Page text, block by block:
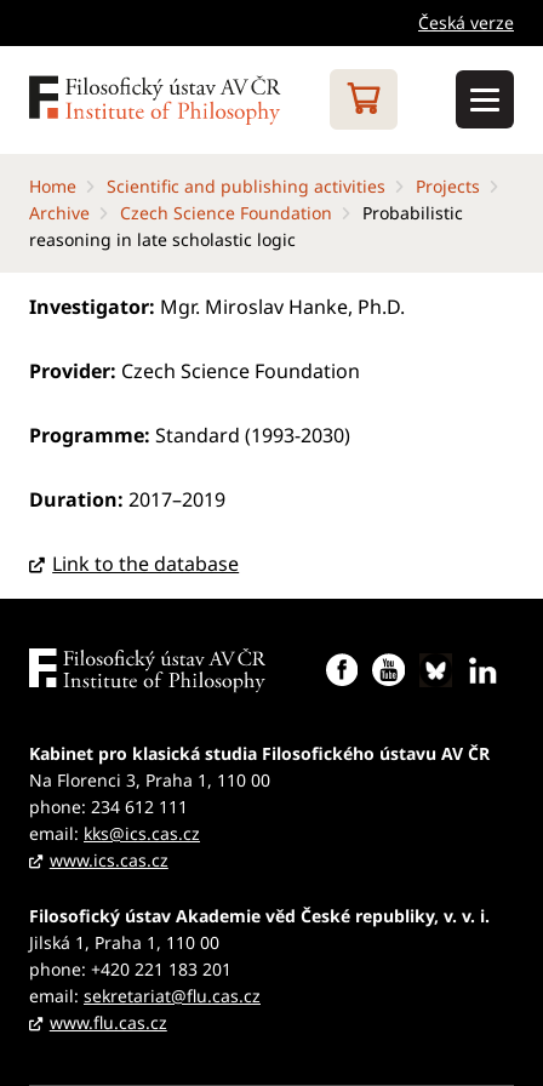
Česká verze
Home Scientific and publishing activities
Projects
Archive
Czech Science Foundation
Probabilistic
reasoning in late scholastic logic
Investigator: Mgr. Miroslav Hanke, Ph.D.
Provider: Czech Science Foundation
Programme: Standard (1993-2030)
Duration: 2017–2019
Link to the database
Kabinet pro klasická studia Filosofického ústavu AV ČR
Na Florenci 3, Praha 1, 110 00
phone: 234 612 111
email: kks@ics.cas.cz
www.ics.cas.cz
Filosofický ústav Akademie věd České republiky, v. v. i.
Jilská 1, Praha 1, 110 00
phone: +420 221 183 201
email: sekretariat@flu.cas.cz
www.flu.cas.cz